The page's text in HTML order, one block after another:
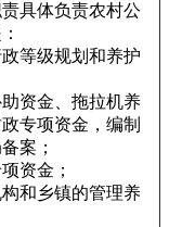
具体负责农村公
等级规划和养护
资金、拖拉机养
专项资金，编制
案；
资金；
和乡镇的管理养